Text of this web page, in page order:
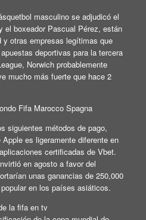
masculino se adjudicó el
el boxeador Pascual Pérez, están
y otras empresas legítimas que
deportivas para la tercera
Norwich probablemente
mucho más fuerte que hace 2
Fifa Marocco Spagna
siguientes métodos de pago,
es ligeramente diferente en
certificadas de Vbet.
en agosto a favor del
unas ganancias de 250,000
en los países asiáticos.
la fifa en tv